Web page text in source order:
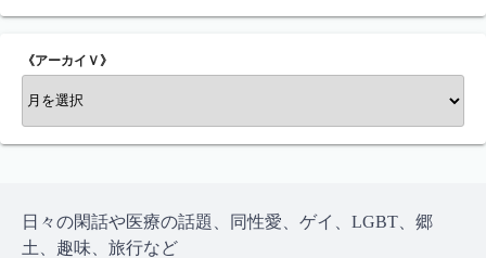
《アーカイＶ》
ア
Ｖ
》
日々の閑話や医療の話題、同性愛、ゲイ、LGBT、郷
土、趣味、旅行など